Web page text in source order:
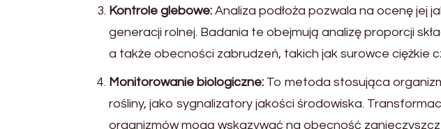
Kontrole glebowe: Analiza podłoża pozwala na ocenę jej
generacji rolnej. Badania te obejmują analizę proporcji
a także obecności zabrudzeń, takich jak surowce ciężkie
Monitorowanie biologiczne: To metoda stosująca
rośliny, jako sygnalizatory jakości środowiska.
organizmów mogą wskazywać na obecność